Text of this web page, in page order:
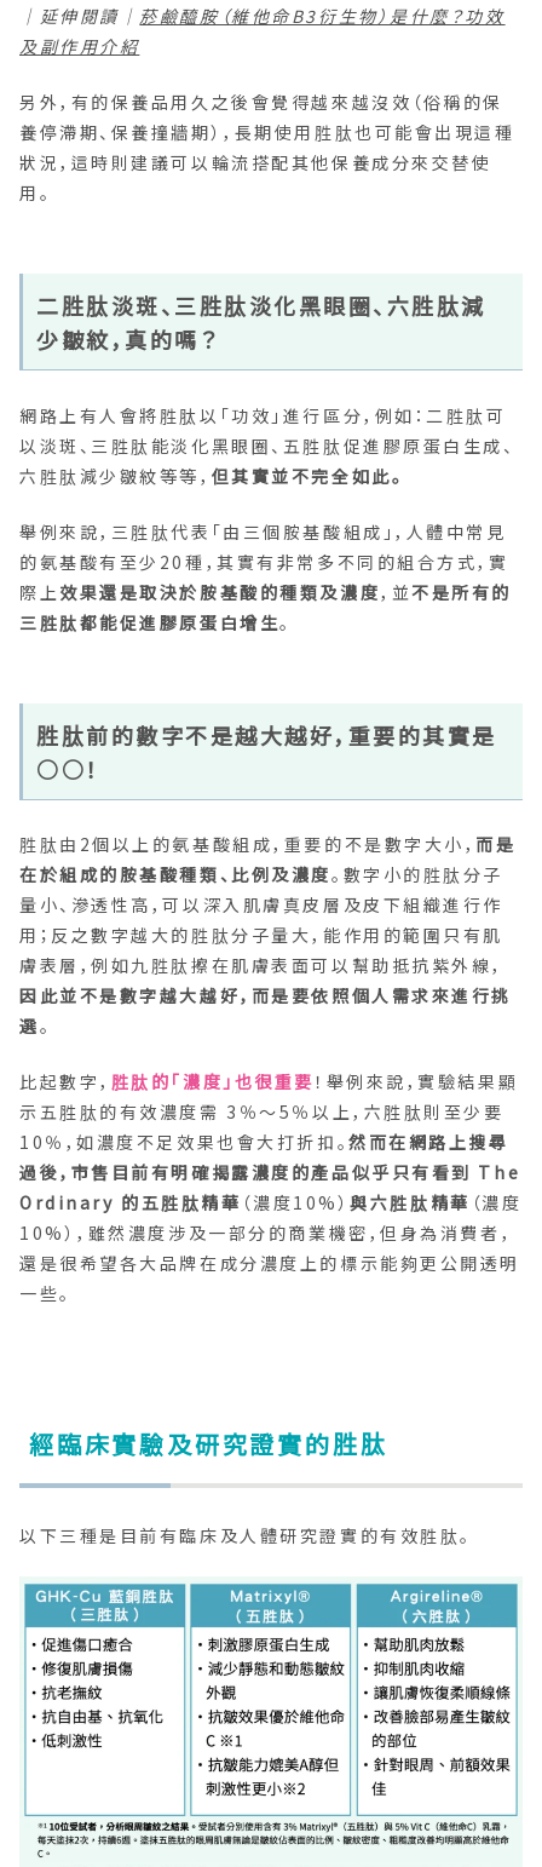
｜延伸閱讀｜ 菸鹼醯胺（維他命B3衍生物）是什麼？功效
及副作用介紹
另外，有的保養品用久之後會覺得越來越沒效（俗稱的保
養停滯期、保養撞牆期），長期使用胜肽也可能會出現這種
狀況，這時則建議可以輪流搭配其他保養成分來交替使
用。
二胜肽淡斑、三胜肽淡化黑眼圈、六胜肽減
少皺紋，真的嗎？
網路上有人會將胜肽以「功效」進行區分，例如：二胜肽可
以淡斑、三胜肽能淡化黑眼圈、五胜肽促進膠原蛋白生成、
六胜肽減少皺紋等等， 但其實並不完全如此。
舉例來說，三胜肽代表「由三個胺基酸組成」，人體中常見
的氨基酸有至少20種，其實有非常多不同的組合方式，實
際上 效果還是取決於胺基酸的種類及濃度，並不是所有的
三胜肽都能促進膠原蛋白增生。
胜肽前的數字不是越大越好，重要的其實是
○○！
胜肽由2個以上的氨基酸組成，重要的不是數字大小， 而是
在於組成的胺基酸種類、比例及濃度。數字小的胜肽分子
量小、滲透性高，可以深入肌膚真皮層及皮下組織進行作
用；反之數字越大的胜肽分子量大，能作用的範圍只有肌
膚表層，例如九胜肽擦在肌膚表面可以幫助抵抗紫外線，
因此並不是數字越大越好，而是要依照個人需求來進行挑
選。
比起數字， 胜肽的「濃度」也很重要！舉例來說，實驗結果顯
示五胜肽的有效濃度需 3％～5％以上，六胜肽則至少要
10％，如濃度不足效果也會大打折扣。然而在網路上搜尋
過後，市售目前有明確揭露濃度的產品似乎只有看到 The
Ordinary 的五胜肽精華 （濃度10%）與六胜肽精華 （濃度
10%），雖然濃度涉及一部分的商業機密，但身為消費者，
還是很希望各大品牌在成分濃度上的標示能夠更公開透明
一些。
經臨床實驗及研究證實的胜肽
以下三種是目前有臨床及人體研究證實的有效胜肽。